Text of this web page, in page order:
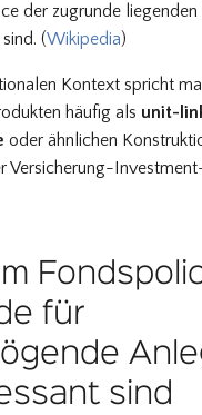
der zugrunde liegenden
(Wikipedia)
Kontext spricht
häufig als unit-
oder ähnlichen
Versicherung-
für
sind